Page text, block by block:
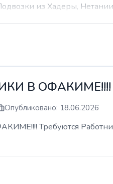
из Хадеры,
В ОФАКИМЕ!!!!
Опубликовано: 18.06.2026
Требуются